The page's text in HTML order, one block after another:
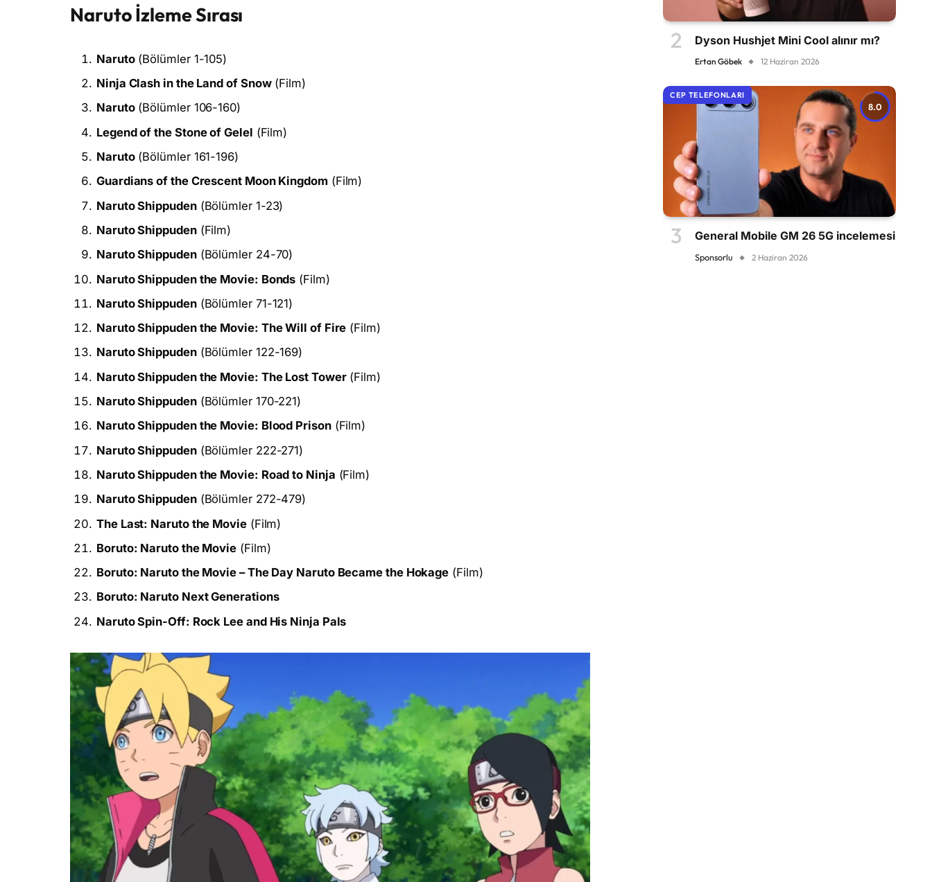
Naruto İzleme Sırası
Naruto(Bölümler 1-105)
Ninja Clash in the Land of Snow(Film)
Naruto(Bölümler 106-160)
Legend of the Stone of Gelel (Film)
Naruto(Bölümler 161-196)
Guardians of the Crescent Moon Kingdom(Film)
Naruto Shippuden(Bölümler 1-23)
Naruto Shippuden(Film)
Naruto Shippuden(Bölümler 24-70)
Naruto Shippuden the Movie: Bonds (Film)
Naruto Shippuden(Bölümler 71-121)
Naruto Shippuden the Movie: The Will of Fire (Film)
Naruto Shippuden(Bölümler 122-169)
Naruto Shippuden the Movie: The Lost Tower(Film)
Naruto Shippuden(Bölümler 170-221)
Naruto Shippuden the Movie: Blood Prison(Film)
Naruto Shippuden(Bölümler 222-271)
Naruto Shippuden the Movie: Road to Ninja (Film)
Naruto Shippuden(Bölümler 272-479)
The Last: Naruto the Movie(Film)
Boruto: Naruto the Movie (Film)
Boruto: Naruto the Movie – The Day Naruto Became the Hokage (Film)
Boruto: Naruto Next Generations
Naruto Spin-Off: Rock Lee and His Ninja Pals
Dyson Hushjet Mini Cool alınır mı?
Ertan Göbek 12 Haziran 2026
8.0
CEP TELEFONLARI
General Mobile GM 26 5G incelemesi
Sponsorlu 2 Haziran 2026